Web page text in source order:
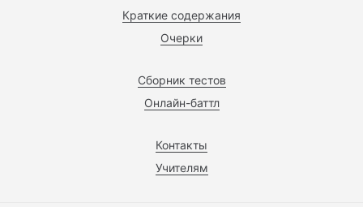
Краткие содержания
Очерки
Сборник тестов
Онлайн-баттл
Контакты
Учителям